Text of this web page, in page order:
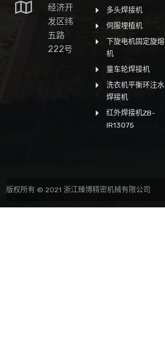
经济开
发区纬
五路
222号
多头焊接机
伺服埋植机
下旋电机固定旋熔
机
童车轮焊接机
洗衣机平衡环注水
焊接机
红外焊接机ZB-
IR13075
版权所有 © 2021 浙江臻博精密机械有限公司